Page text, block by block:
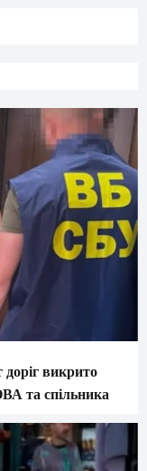
викрито
та спільника